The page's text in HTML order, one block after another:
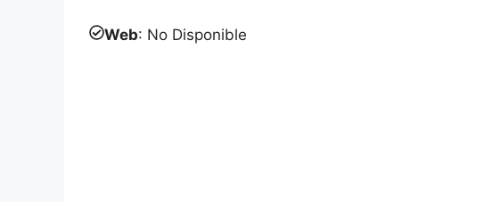
Web: No Disponible